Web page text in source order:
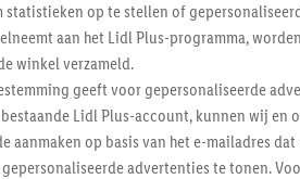
op te stellen of
aan het Lidl Plus-programma,
winkel verzameld.
geeft voor gepersonaliseerde
Lidl Plus-account, kunnen wij en
aanmaken op basis van het e-mailadres
advertenties te tonen.